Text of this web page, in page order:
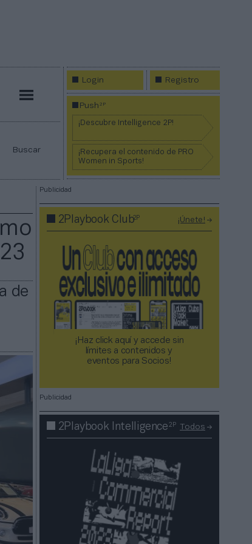
Buscar
Login Registro
Push2P
¡Descubre Intelligence 2P!
¡Recupera el contenido de PRO
Women in Sports!
de
Publicidad
2Playbook Club2P ¡Únete!
¡Haz click aquí y accede sin
límites a contenidos y
eventos para Socios!​​​​​​​
Publicidad
2Playbook Intelligence2P Todos